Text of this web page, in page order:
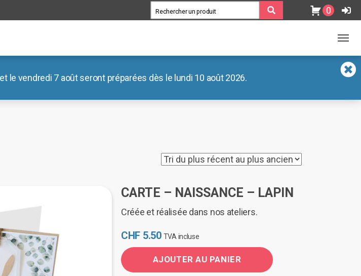
le vendredi 7 août seront préparées dès le lundi 10 août 2026.
0
un mot/ Naissance
CARTE – NAISSANCE – LAPIN
Créée et réalisée dans nos ateliers.
CHF 5.50 TVA incluse
AJOUTER AU PANIER